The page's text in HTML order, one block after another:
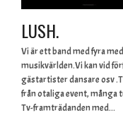
LUSH.
Vi är ett band med fyra
musikvärlden.Vi kan vid
gästartister dansare osv
från otaliga event, många
Tv-framträdanden med...